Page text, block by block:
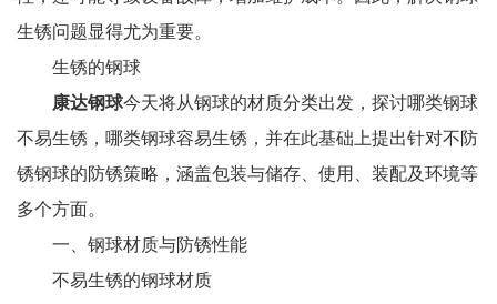
生锈问题显得尤为重要。
生锈的钢球
康达钢球今天将从钢球的材质分类出发，探讨哪类钢球
不易生锈，哪类钢球容易生锈，并在此基础上提出针对不防
锈钢球的防锈策略，涵盖包装与储存、使用、装配及环境等
多个方面。
一、钢球材质与防锈性能
不易生锈的钢球材质